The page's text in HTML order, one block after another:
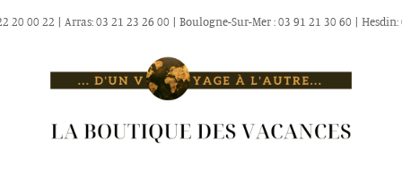
20 00 22 | Arras: 03 21 23 26 00 | Boulogne-Sur-Mer : 03 91 21 30 60 | Hesdin: